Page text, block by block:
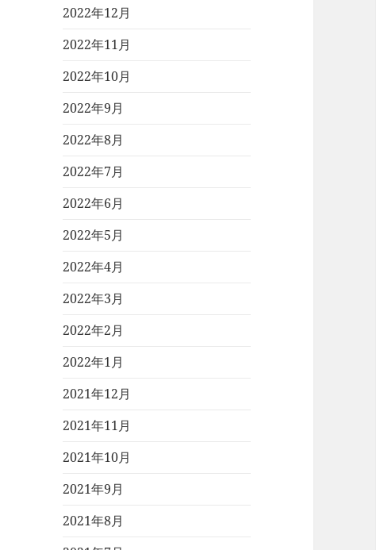
2022年12月
2022年11月
2022年10月
2022年9月
2022年8月
2022年7月
2022年6月
2022年5月
2022年4月
2022年3月
2022年2月
2022年1月
2021年12月
2021年11月
2021年10月
2021年9月
2021年8月